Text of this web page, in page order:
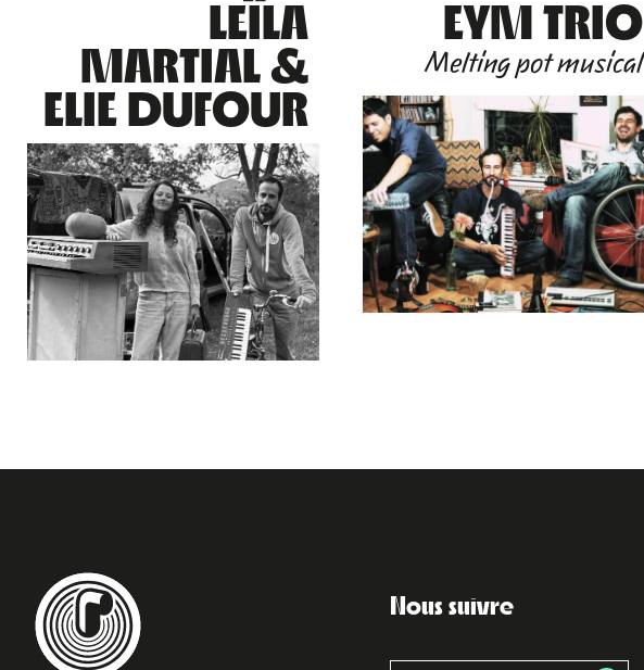
LEÏLA
MARTIAL &
ELIE DUFOUR
EYM TRIO
Melting pot musical
Nous suivre